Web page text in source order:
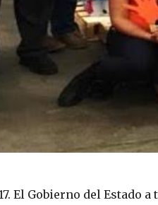
El Gobierno del Estado